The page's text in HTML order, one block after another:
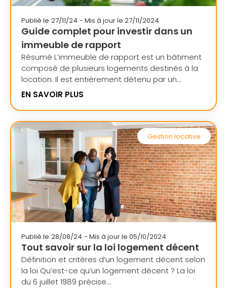
Publié le 27/11/24 - Mis à jour le 27/11/2024
Guide complet pour investir dans un
immeuble de rapport
Résumé L’immeuble de rapport est un bâtiment
composé de plusieurs logements destinés à la
location. Il est entièrement détenu par un...
EN SAVOIR PLUS
Gestion locative
Publié le 28/08/24 - Mis à jour le 05/10/2024
Tout savoir sur la loi logement décent
Définition et critères d’un logement décent selon
la loi Qu’est-ce qu’un logement décent ? La loi
du 6 juillet 1989 précise...